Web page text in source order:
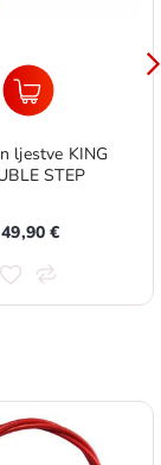
ljestve KING
STEP
49,90 €